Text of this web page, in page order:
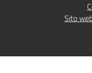
Sito